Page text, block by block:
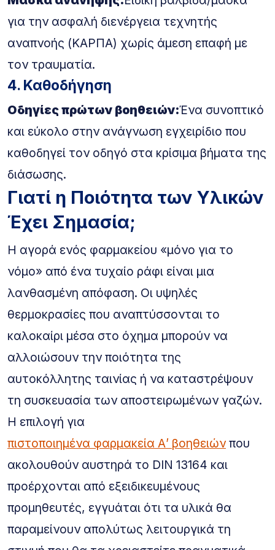
για την ασφαλή διενέργεια τεχνητής
αναπνοής (ΚΑΡΠΑ) χωρίς άμεση επαφή με
τον τραυματία.
4. Καθοδήγηση
Οδηγίες πρώτων βοηθειών:Ένα συνοπτικό
και εύκολο στην ανάγνωση εγχειρίδιο που
καθοδηγεί τον οδηγό στα κρίσιμα βήματα της
διάσωσης.
Γιατί η Ποιότητα των Υλικών
Έχει Σημασία;
Η αγορά ενός φαρμακείου «μόνο για το
νόμο» από ένα τυχαίο ράφι είναι μια
λανθασμένη απόφαση. Οι υψηλές
θερμοκρασίες που αναπτύσσονται το
καλοκαίρι μέσα στο όχημα μπορούν να
αλλοιώσουν την ποιότητα της
αυτοκόλλητης ταινίας ή να καταστρέψουν
τη συσκευασία των αποστειρωμένων γαζών.
Η επιλογή για
πιστοποιημένα φαρμακεία Α’ βοηθειών που
ακολουθούν αυστηρά το DIN 13164 και
προέρχονται από εξειδικευμένους
προμηθευτές, εγγυάται ότι τα υλικά θα
παραμείνουν απολύτως λειτουργικά τη